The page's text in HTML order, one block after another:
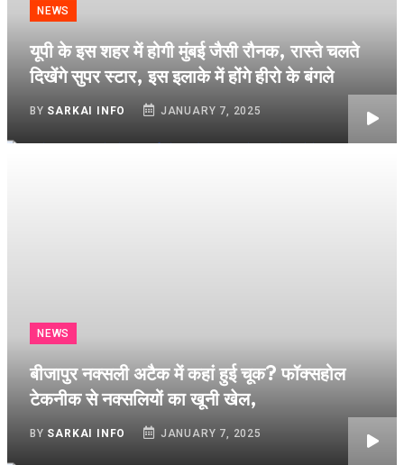
NEWS
यूपी के इस शहर में होगी मुंबई जैसी रौनक, रास्ते चलते
दिखेंगे सुपर स्टार, इस इलाके में होंगे हीरो के बंगले
BY SARKAI INFO JANUARY 7, 2025
NEWS
बीजापुर नक्सली अटैक में कहां हुई चूक? फॉक्सहोल
टेकनीक से नक्सलियों का खूनी खेल,
BY SARKAI INFO JANUARY 7, 2025